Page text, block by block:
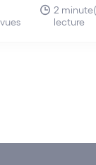
lignes
les nouvelles
2
lecture